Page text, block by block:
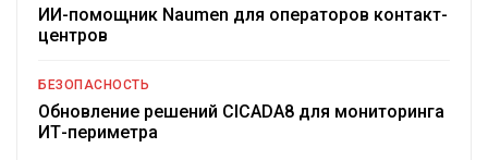
ИИ-помощник Naumen для операторов контакт-
центров
БЕЗОПАСНОСТЬ
Обновление решений CICADA8 для мониторинга
ИТ-периметра